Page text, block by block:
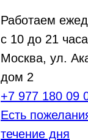
Работаем
с 10 до 21 часа
Москва, ул.
дом 2
+7 977 180 09
Есть
течение дня